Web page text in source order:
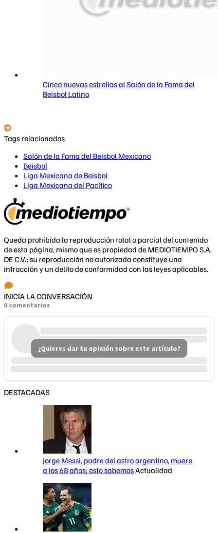
Cinco nuevas estrellas al Salón de la Fama del
Beisbol Latino
Tags relacionados
Salón de la Fama del Beisbol Mexicano
Beisbol
Liga Mexicana de Beisbol
Liga Mexicana del Pacífico
Queda prohibida la reproducción total o parcial del contenido
de esta página, mismo que es propiedad de MEDIOTIEMPO S.A.
DE C.V.; su reproducción no autorizada constituye una
infracción y un delito de conformidad con las leyes aplicables.
INICIA LA CONVERSACIÓN
0 comentarios
¿Quieres dar tu opinión sobre este artículo?
DESTACADAS
Jorge Messi, padre del astro argentino, muere
a los 68 años; esto sabemosActualidad